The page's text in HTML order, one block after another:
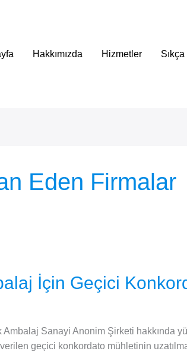
Hakkımızda Hizmetler
Eden Firmalar
İçin Geçici
Ambalaj Sanayi Anonim Şirketi hakkında
geçici konkordato mühletinin